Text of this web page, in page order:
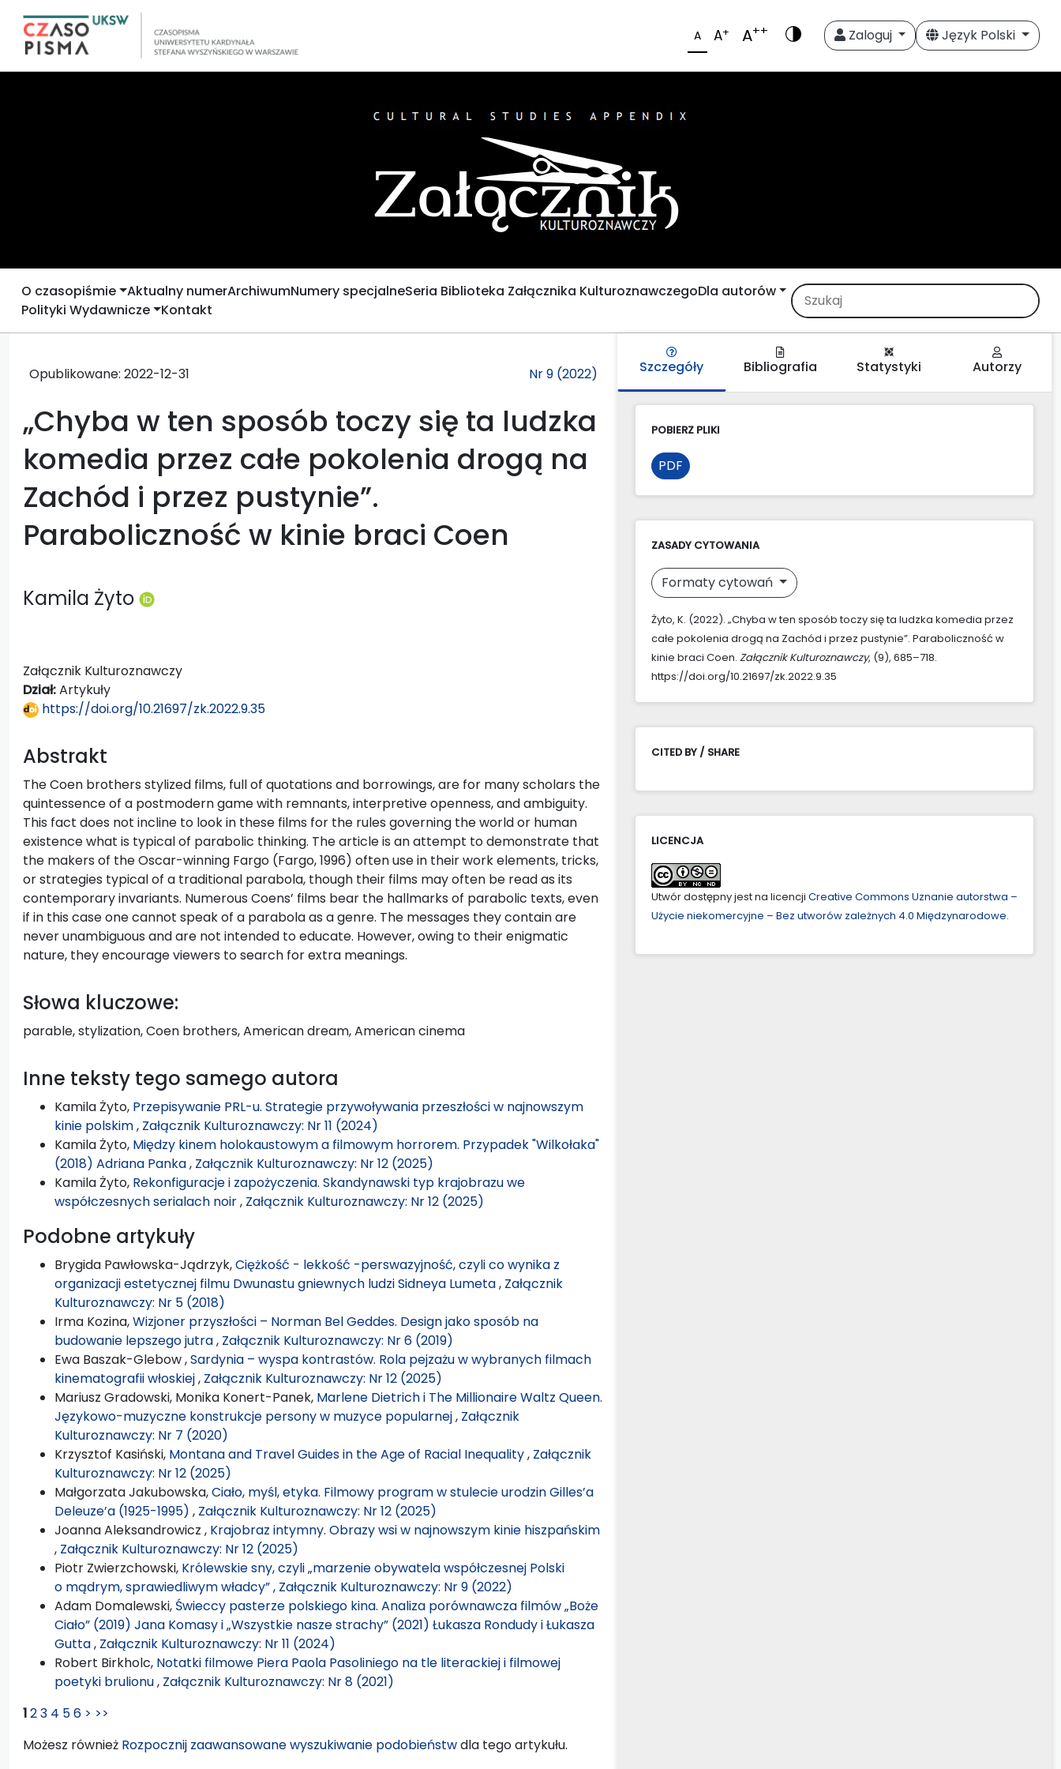
A A+ A++ Zaloguj Język Polski
O czasopiśmie Aktualny numerArchiwumNumery specjalneSeria Biblioteka Załącznika KulturoznawczegoDla autorów
Polityki Wydawnicze Kontakt
Opublikowane: 2022-12-31 Nr 9 (2022)
„Chyba w ten sposób toczy się ta ludzka
komedia przez całe pokolenia drogą na
Zachód i przez pustynie”.
Paraboliczność w kinie braci Coen
Kamila Żyto
Załącznik Kulturoznawczy
Dział:Artykuły
https://doi.org/10.21697/zk.2022.9.35
Abstrakt
The Coen brothers stylized films, full of quotations and borrowings, are for many scholars the
quintessence of a postmodern game with remnants, interpretive openness, and ambiguity.
This fact does not incline to look in these films for the rules governing the world or human
existence what is typical of parabolic thinking. The article is an attempt to demonstrate that
the makers of the Oscar-winning Fargo (Fargo, 1996) often use in their work elements, tricks,
or strategies typical of a traditional parabola, though their films may often be read as its
contemporary invariants. Numerous Coens’ films bear the hallmarks of parabolic texts, even
if in this case one cannot speak of a parabola as a genre. The messages they contain are
never unambiguous and are not intended to educate. However, owing to their enigmatic
nature, they encourage viewers to search for extra meanings.
Słowa kluczowe:
parable, stylization, Coen brothers, American dream, American cinema
Inne teksty tego samego autora
Kamila Żyto, Przepisywanie PRL-u. Strategie przywoływania przeszłości w najnowszym
kinie polskim, Załącznik Kulturoznawczy: Nr 11 (2024)
Kamila Żyto, Między kinem holokaustowym a filmowym horrorem. Przypadek "Wilkołaka"
(2018) Adriana Panka, Załącznik Kulturoznawczy: Nr 12 (2025)
Kamila Żyto, Rekonfiguracje i zapożyczenia. Skandynawski typ krajobrazu we
współczesnych serialach noir, Załącznik Kulturoznawczy: Nr 12 (2025)
Podobne artykuły
Brygida Pawłowska-Jądrzyk,Ciężkość - lekkość -perswazyjność, czyli co wynika z
organizacji estetycznej filmu Dwunastu gniewnych ludzi Sidneya Lumeta, Załącznik
Kulturoznawczy: Nr 5 (2018)
Irma Kozina,Wizjoner przyszłości – Norman Bel Geddes. Design jako sposób na
budowanie lepszego jutra, Załącznik Kulturoznawczy: Nr 6 (2019)
Ewa Baszak-Glebow ,Sardynia – wyspa kontrastów. Rola pejzażu w wybranych filmach
kinematografii włoskiej, Załącznik Kulturoznawczy: Nr 12 (2025)
Mariusz Gradowski, Monika Konert-Panek, Marlene Dietrich i The Millionaire Waltz Queen.
Językowo-muzyczne konstrukcje persony w muzyce popularnej, Załącznik
Kulturoznawczy: Nr 7 (2020)
Krzysztof Kasiński, Montana and Travel Guides in the Age of Racial Inequality, Załącznik
Kulturoznawczy: Nr 12 (2025)
Małgorzata Jakubowska,Ciało, myśl, etyka. Filmowy program w stulecie urodzin Gilles’a
Deleuze’a (1925-1995) , Załącznik Kulturoznawczy: Nr 12 (2025)
Joanna Aleksandrowicz , Krajobraz intymny. Obrazy wsi w najnowszym kinie hiszpańskim
, Załącznik Kulturoznawczy: Nr 12 (2025)
Piotr Zwierzchowski, Królewskie sny, czyli „marzenie obywatela współczesnej Polski
o mądrym, sprawiedliwym władcy”, Załącznik Kulturoznawczy: Nr 9 (2022)
Adam Domalewski, Świeccy pasterze polskiego kina. Analiza porównawcza filmów „Boże
Ciało” (2019) Jana Komasy i „Wszystkie nasze strachy” (2021) Łukasza Rondudy i Łukasza
Gutta, Załącznik Kulturoznawczy: Nr 11 (2024)
Robert Birkholc, Notatki filmowe Piera Paola Pasoliniego na tle literackiej i filmowej
poetyki brulionu, Załącznik Kulturoznawczy: Nr 8 (2021)
123 4 56 > >>
Możesz również Rozpocznij zaawansowane wyszukiwanie podobieństwdla tego artykułu.
Szczegóły Bibliografia Statystyki Autorzy
POBIERZ PLIKI
PDF
ZASADY CYTOWANIA
Formaty cytowań
Żyto, K. (2022). „Chyba w ten sposób toczy się ta ludzka komedia przez
całe pokolenia drogą na Zachód i przez pustynie”. Paraboliczność w
kinie braci Coen. Załącznik Kulturoznawczy, (9), 685–718.
https://doi.org/10.21697/zk.2022.9.35
CITED BY / SHARE
LICENCJA
Utwór dostępny jest na licencji Creative Commons Uznanie autorstwa –
Użycie niekomercyjne – Bez utworów zależnych 4.0 Międzynarodowe.